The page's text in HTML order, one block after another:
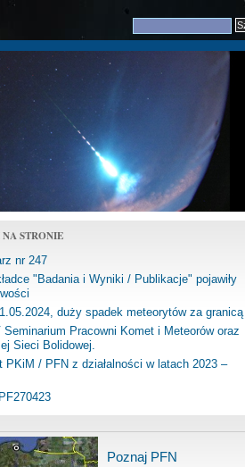
STRONIE
nr 247
"Badania i Wyniki / Publikacje" pojawiły
duży spadek meteorytów za granicą
Seminarium Pracowni Komet i Meteorów oraz
Sieci Bolidowej.
PKiM / PFN z działalności w latach 2023 –
Poznaj PFN